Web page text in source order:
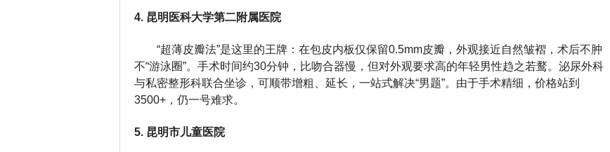
4. 昆明医科大学第二附属医院
“超薄皮瓣法”是这里的王牌：在包皮内板仅保留0.5mm皮瓣，外观接近自然皱褶，术后不肿
不“游泳圈”。手术时间约30分钟，比吻合器慢，但对外观要求高的年轻男性趋之若鹜。泌尿外科
与私密整形科联合坐诊，可顺带增粗、延长，一站式解决“男题”。由于手术精细，价格站到
3500+，仍一号难求。
5. 昆明市儿童医院